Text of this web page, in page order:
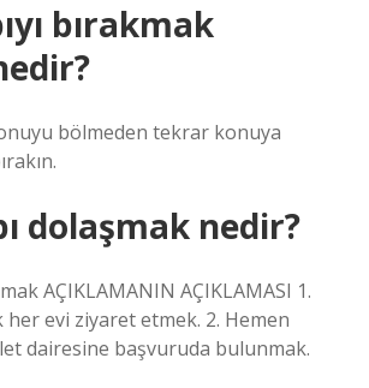
bırakmak
bölmeden tekrar konuya
dolaşmak nedir?
AÇIKLAMANIN AÇIKLAMASI 1.
her evi ziyaret etmek. 2. Hemen
dairesine başvuruda bulunmak.